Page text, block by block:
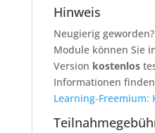
Hinweis
Neugierig
Module können Sie
Version kostenlos
Informationen
Learning-Freemium: